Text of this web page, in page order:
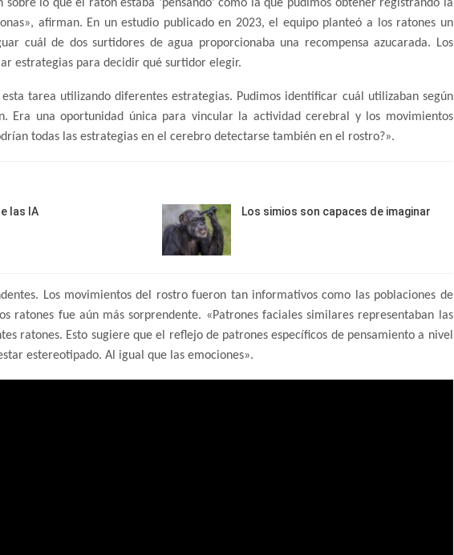
lo que el ratón estaba ‘pensando’ como la que pudimos obtener registrando la
afirman. En un estudio publicado en 2023, el equipo planteó a los ratones un
cuál de dos surtidores de agua proporcionaba una recompensa azucarada. Los
estrategias para decidir qué surtidor elegir.
tarea utilizando diferentes estrategias. Pudimos identificar cuál utilizaban según
Era una oportunidad única para vincular la actividad cerebral y los movimientos
todas las estrategias en el cerebro detectarse también en el rostro?».
las IA Los simios son capaces de imaginar
Los movimientos del rostro fueron tan informativos como las poblaciones de
ratones fue aún más sorprendente. «Patrones faciales similares representaban las
ratones. Esto sugiere que el reflejo de patrones específicos de pensamiento a nivel
estereotipado. Al igual que las emociones».